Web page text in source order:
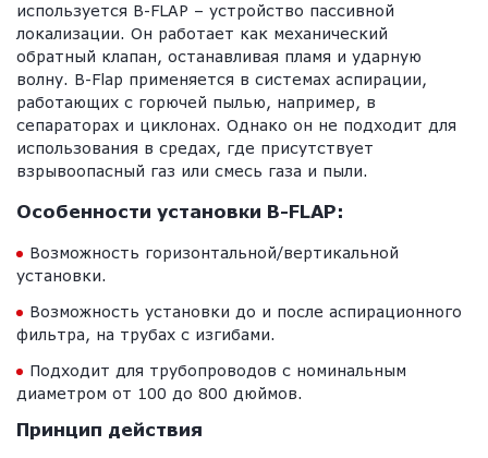
используется B-FLAP – устройство пассивной
локализации. Он работает как механический
обратный клапан, останавливая пламя и ударную
волну. B-Flap применяется в системах аспирации,
работающих с горючей пылью, например, в
сепараторах и циклонах. Однако он не подходит для
использования в средах, где присутствует
взрывоопасный газ или смесь газа и пыли.
Особенности установки B-FLAP:
Возможность горизонтальной/вертикальной
установки.
Возможность установки до и после аспирационного
фильтра, на трубах с изгибами.
Подходит для трубопроводов с номинальным
диаметром от 100 до 800 дюймов.
Принцип действия